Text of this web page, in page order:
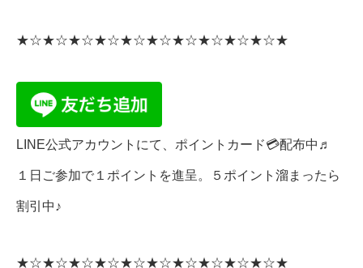
★☆★☆★☆★☆★☆★☆★☆★☆★☆★☆★
LINE公式アカウントにて、ポイントカード💳配布中♬
１日ご参加で１ポイントを進呈。５ポイント溜まったら
割引中♪
★☆★☆★☆★☆★☆★☆★☆★☆★☆★☆★